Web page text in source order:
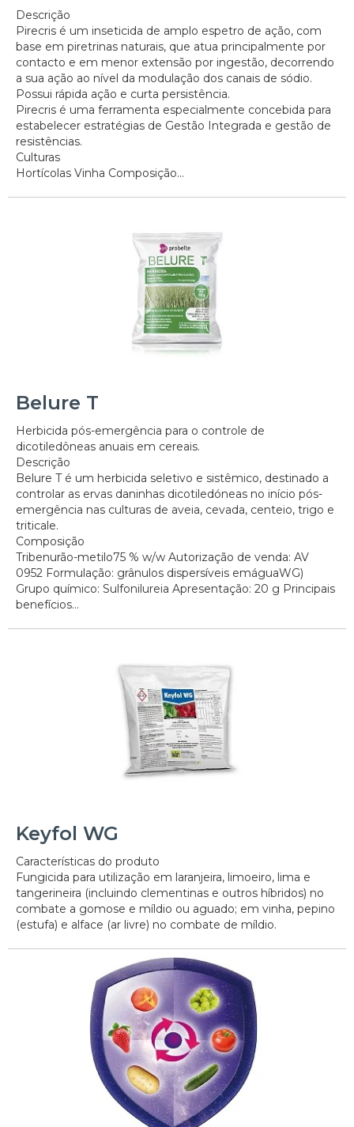
Descrição
Pirecris é um inseticida de amplo espetro de ação, com
base em piretrinas naturais, que atua principalmente por
contacto e em menor extensão por ingestão, decorrendo
a sua ação ao nível da modulação dos canais de sódio.
Possui rápida ação e curta persistência.
Pirecris é uma ferramenta especialmente concebida para
estabelecer estratégias de Gestão Integrada e gestão de
resistências.
Culturas
Hortícolas Vinha Composição...
Belure T
Herbicida pós-emergência para o controle de
dicotiledôneas anuais em cereais.
Descrição
Belure T é um herbicida seletivo e sistêmico, destinado a
controlar as ervas daninhas dicotiledóneas no início pós-
emergência nas culturas de aveia, cevada, centeio, trigo e
triticale.
Composição
Tribenurão-metilo75 % w/w Autorização de venda: AV
0952 Formulação: grânulos dispersíveis emáguaWG)
Grupo químico: Sulfonilureia Apresentação: 20 g Principais
benefícios...
Keyfol WG
Características do produto
Fungicida para utilização em laranjeira, limoeiro, lima e
tangerineira (incluindo clementinas e outros híbridos) no
combate a gomose e míldio ou aguado; em vinha, pepino
(estufa) e alface (ar livre) no combate de míldio.